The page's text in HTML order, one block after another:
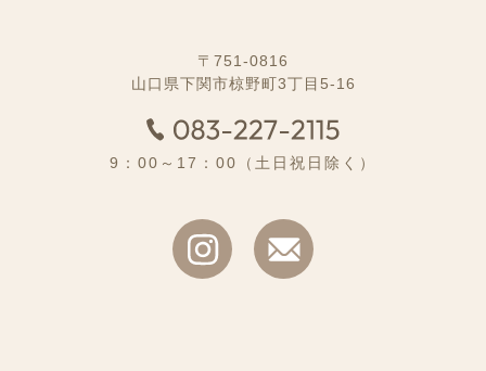
〒751-0816
山口県下関市椋野町3丁目5-16
9：00～17：00（土日祝日除く）